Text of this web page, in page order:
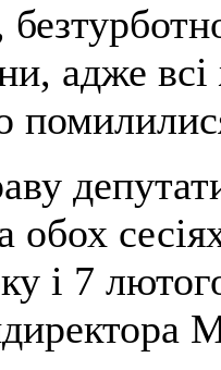
адже
і 7